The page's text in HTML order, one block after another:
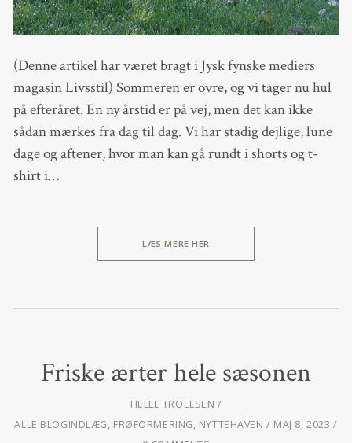
(Denne artikel har været bragt i Jysk fynske mediers
magasin Livsstil) Sommeren er ovre, og vi tager nu hul
på efteråret. En ny årstid er på vej, men det kan ikke
sådan mærkes fra dag til dag. Vi har stadig dejlige, lune
dage og aftener, hvor man kan gå rundt i shorts og t-
shirt i…
LÆS MERE HER
Friske ærter hele sæsonen
HELLE TROELSEN
ALLE BLOGINDLÆG, FRØFORMERING, NYTTEHAVEN
MAJ 8, 2023